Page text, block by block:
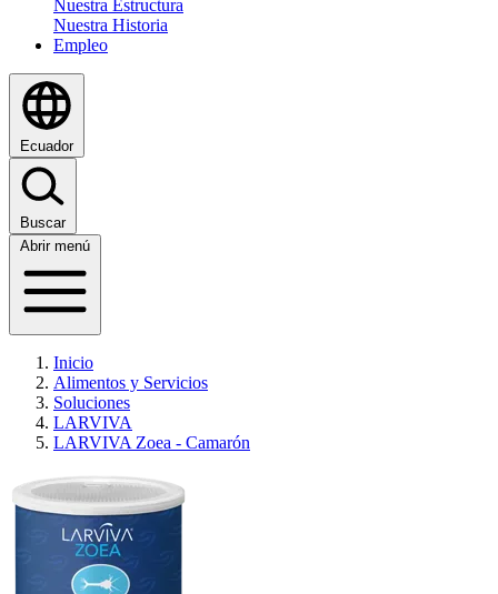
Nuestra Estructura
Nuestra Historia
Empleo
Ecuador
Buscar
Abrir menú
Inicio
Alimentos y Servicios
Soluciones
LARVIVA
LARVIVA Zoea - Camarón